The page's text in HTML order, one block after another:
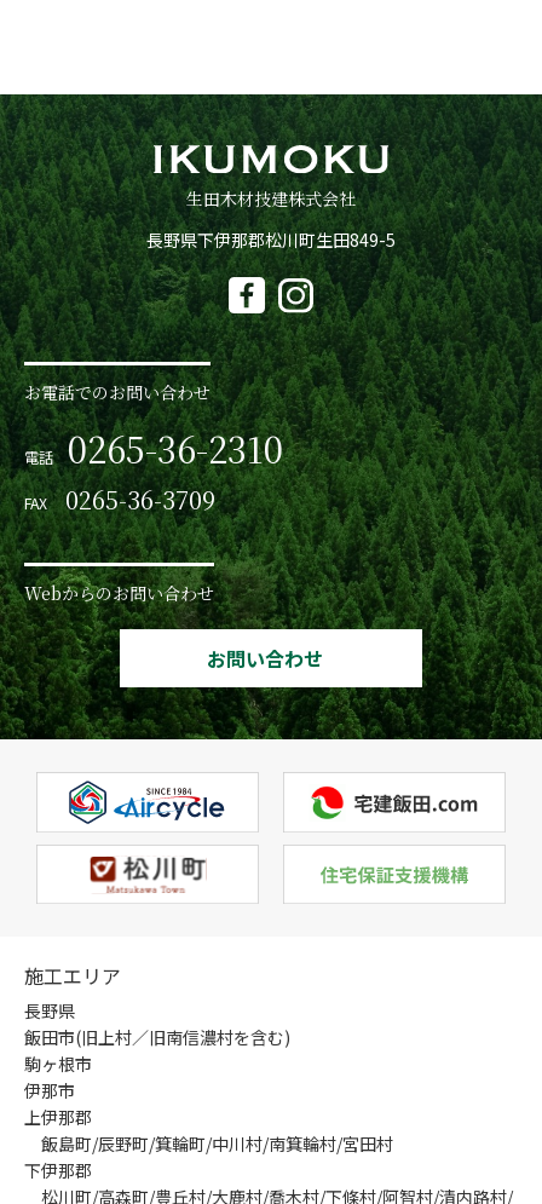
生田木材技建株式会社
長野県下伊那郡松川町生田849-5
お電話でのお問い合わせ
電話 0265-36-2310
FAX0265-36-3709
Webからのお問い合わせ
お問い合わせ
施工エリア
長野県
飯田市(旧上村／旧南信濃村を含む)
駒ヶ根市
伊那市
上伊那郡
飯島町/辰野町/箕輪町/中川村/南箕輪村/宮田村
下伊那郡
松川町/高森町/豊丘村/大鹿村/喬木村/下條村/阿智村/清内路村/